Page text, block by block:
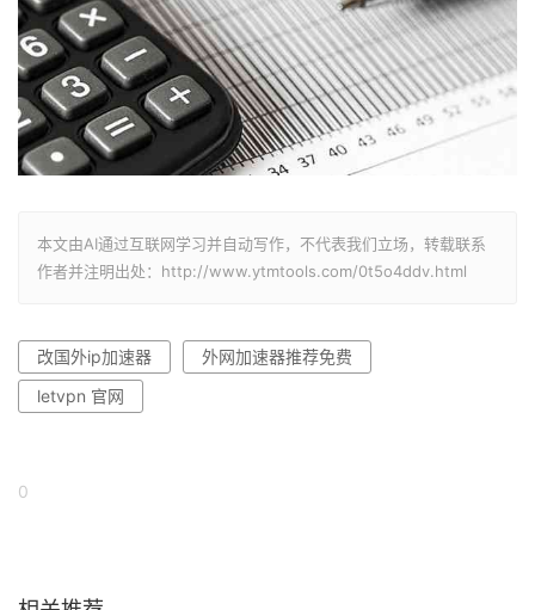
本文由AI通过互联网学习并自动写作，不代表我们立场，转载联系
作者并注明出处：http://www.ytmtools.com/0t5o4ddv.html
改国外ip加速器
外网加速器推荐免费
letvpn 官网
0